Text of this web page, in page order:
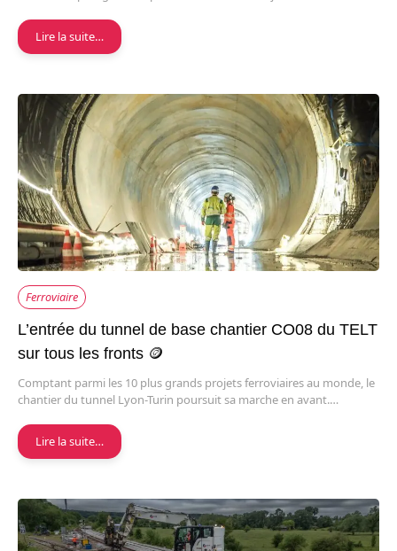
Lire la suite…
Ferroviaire
L’entrée du tunnel de base chantier CO08 du TELT
sur tous les fronts 🪙
Comptant parmi les 10 plus grands projets ferroviaires au monde, le
chantier du tunnel Lyon-Turin poursuit sa marche en avant.…
Lire la suite…